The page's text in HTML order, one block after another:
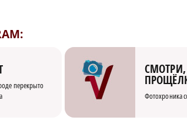
перекрыто
Фотохроника